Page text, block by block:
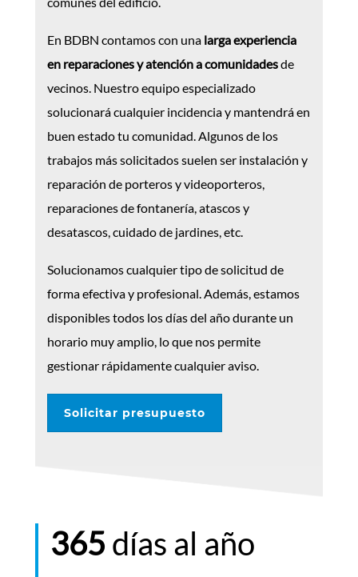
En BDBN contamos con una larga experiencia
en reparaciones y atención a comunidadesde
vecinos. Nuestro equipo especializado
solucionará cualquier incidencia y mantendrá en
buen estado tu comunidad. Algunos de los
trabajos más solicitados suelen ser instalación y
reparación de porteros y videoporteros,
reparaciones de fontanería, atascos y
desatascos, cuidado de jardines, etc.
Solucionamos cualquier tipo de solicitud de
forma efectiva y profesional. Además, estamos
disponibles todos los días del año durante un
horario muy amplio, lo que nos permite
gestionar rápidamente cualquier aviso.
Solicitar presupuesto
365 días al año